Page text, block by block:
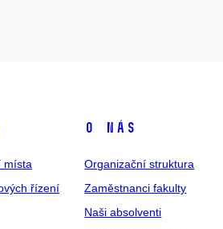
místa
řízení
O nás
Organizační struktura
Zaměstnanci fakulty
Naši absolventi